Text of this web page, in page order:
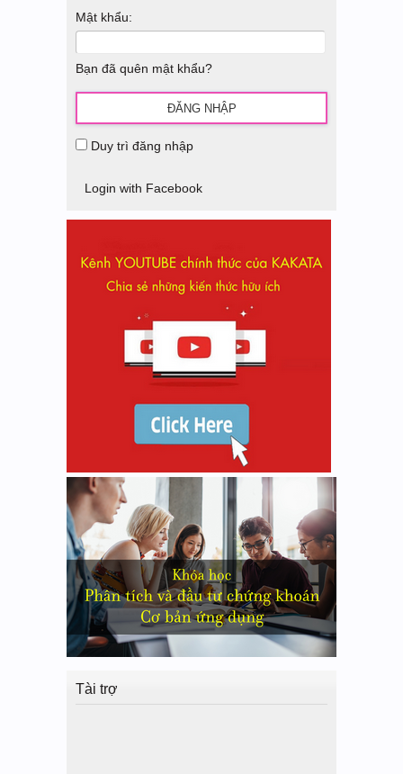
Mật khẩu:
Bạn đã quên mật khẩu?
Duy trì đăng nhập
Login with Facebook
Tài trợ